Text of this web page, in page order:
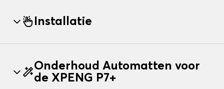
Installatie
Onderhoud Automatten voor
de XPENG P7+